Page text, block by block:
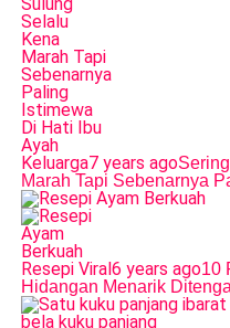
Keluarga7 years ago
Marah Tapi Sebenarnya
Resepi Viral6 years ago10
Hidangan Menarik